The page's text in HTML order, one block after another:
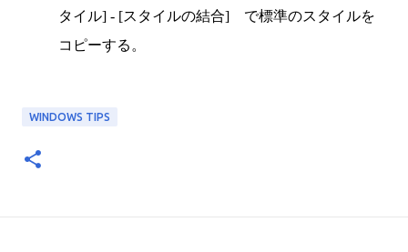
タイル] - [スタイルの結合] で標準のスタイルを
コピーする。
WINDOWS TIPS